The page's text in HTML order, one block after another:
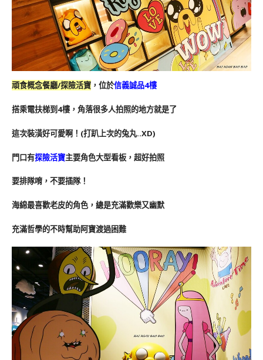
頑食概念餐廳/探險活寶 ，位於信義誠品4樓
搭乘電扶梯到4樓，角落很多人拍照的地方就是了
這次裝潢好可愛啊！(打趴上次的兔丸..XD)
門口有探險活寶主要角色大型看板，超好拍照
要排隊唷，不要插隊！
海綿最喜歡老皮的角色，總是充滿歡樂又幽默
充滿哲學的不時幫助阿寶渡過困難